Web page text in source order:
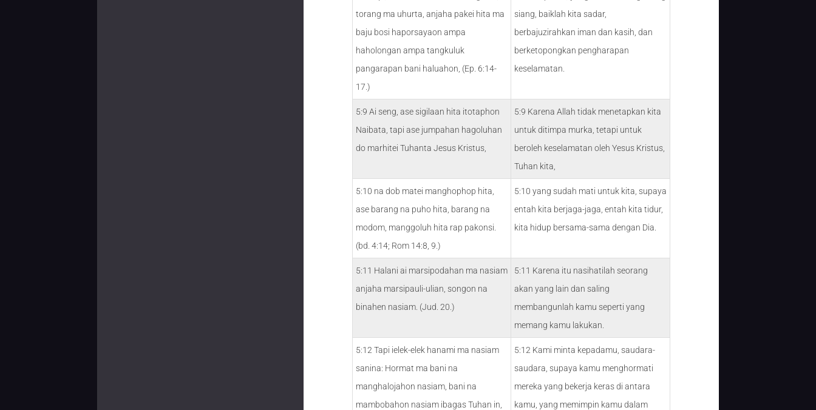
torang ma uhurta, anjaha pakei hita ma
baju bosi haporsayaon ampa
haholongan ampa tangkuluk
pangarapan bani haluahon, (Ep. 6:14-
17.)
siang, baiklah kita sadar,
berbajuzirahkan iman dan kasih, dan
berketopongkan pengharapan
keselamatan.
5:9 Ai seng, ase sigilaan hita itotaphon
Naibata, tapi ase jumpahan hagoluhan
do marhitei Tuhanta Jesus Kristus,
5:9 Karena Allah tidak menetapkan kita
untuk ditimpa murka, tetapi untuk
beroleh keselamatan oleh Yesus Kristus,
Tuhan kita,
5:10 na dob matei manghophop hita,
ase barang na puho hita, barang na
modom, manggoluh hita rap pakonsi.
(bd. 4:14; Rom 14:8, 9.)
5:10 yang sudah mati untuk kita, supaya
entah kita berjaga-jaga, entah kita tidur,
kita hidup bersama-sama dengan Dia.
5:11 Halani ai marsipodahan ma nasiam
anjaha marsipauli-ulian, songon na
binahen nasiam. (Jud. 20.)
5:11 Karena itu nasihatilah seorang
akan yang lain dan saling
membangunlah kamu seperti yang
memang kamu lakukan.
5:12 Tapi ielek-elek hanami ma nasiam
sanina: Hormat ma bani na
manghalojahon nasiam, bani na
mambobahon nasiam ibagas Tuhan in,
5:12 Kami minta kepadamu, saudara-
saudara, supaya kamu menghormati
mereka yang bekerja keras di antara
kamu, yang memimpin kamu dalam